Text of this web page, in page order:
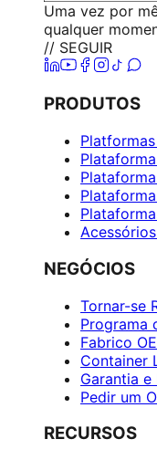
Uma vez por
qualquer
// SEGUIR
PRODUTOS
NEGÓCIOS
Tornar-se
Programa
Fabrico
Container
Garantia e
Pedir um
RECURSOS